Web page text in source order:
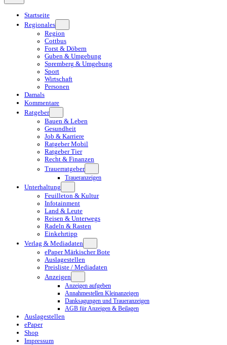
Startseite
Regionales
Region
Cottbus
Forst & Döbern
Guben & Umgebung
Spremberg & Umgebung
Sport
Wirtschaft
Personen
Damals
Kommentare
Ratgeber
Bauen & Leben
Gesundheit
Job & Karriere
Ratgeber Mobil
Ratgeber Tier
Recht & Finanzen
Trauerratgeber
Traueranzeigen
Unterhaltung
Feuilleton & Kultur
Infotainment
Land & Leute
Reisen & Unterwegs
Radeln & Rasten
Einkehrtipp
Verlag & Mediadaten
ePaper Märkischer Bote
Auslagestellen
Preisliste / Mediadaten
Anzeigen
Anzeigen aufgeben
Annahmestellen Kleinanzeigen
Danksagungen und Traueranzeigen
AGB für Anzeigen & Beilagen
Auslagestellen
ePaper
Shop
Impressum